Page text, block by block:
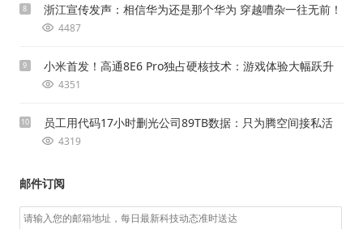
8 浙江宣传发声：相信华为还是那个华为 穿越嘈杂一往无前！
4487
9 小米首发！高通8E6 Pro独占硬核技术：游戏体验大幅跃升
4351
10 员工用代码17小时删光公司89TB数据：只为腾空间接私活
4319
邮件订阅